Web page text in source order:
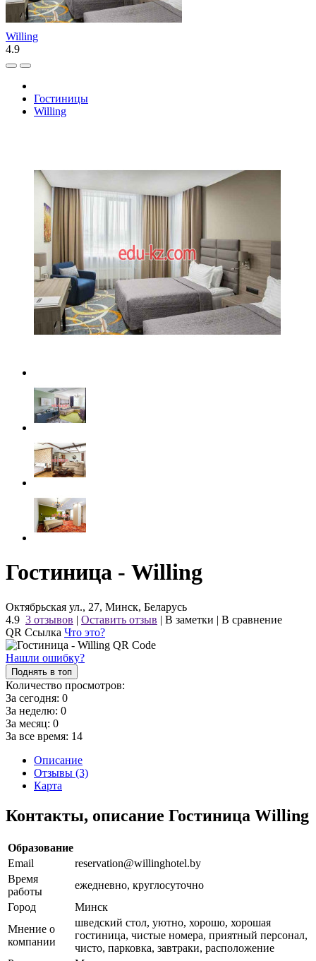
Willing
4.9
Гостиницы
Willing
Гостиница - Willing
Октябрьская ул., 27, Минск, Беларусь
4.9 3 отзывов | Оставить отзыв | В заметки | В сравнение
QR Ссылка Что это?
Нашли ошибку?
Поднять в топ
Количество просмотров:
За сегодня: 0
За неделю: 0
За месяц: 0
За все время: 14
Описание
Отзывы (3)
Карта
Контакты, описание Гостиница Willing
Образование
Email
reservation@willinghotel.by
Время
работы
ежедневно, круглосуточно
Город
Минск
Мнение о
компании
шведский стол, уютно, хорошо, хорошая
гостиница, чистые номера, приятный персонал,
чисто, парковка, завтраки, расположение